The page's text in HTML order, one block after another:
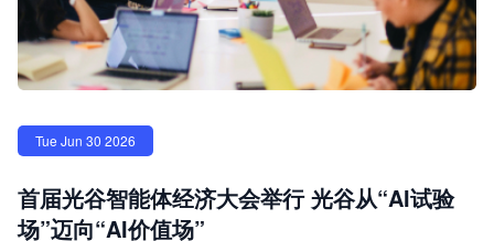
Tue Jun 30 2026
首届光谷智能体经济大会举行 光谷从“AI试验
场”迈向“AI价值场”